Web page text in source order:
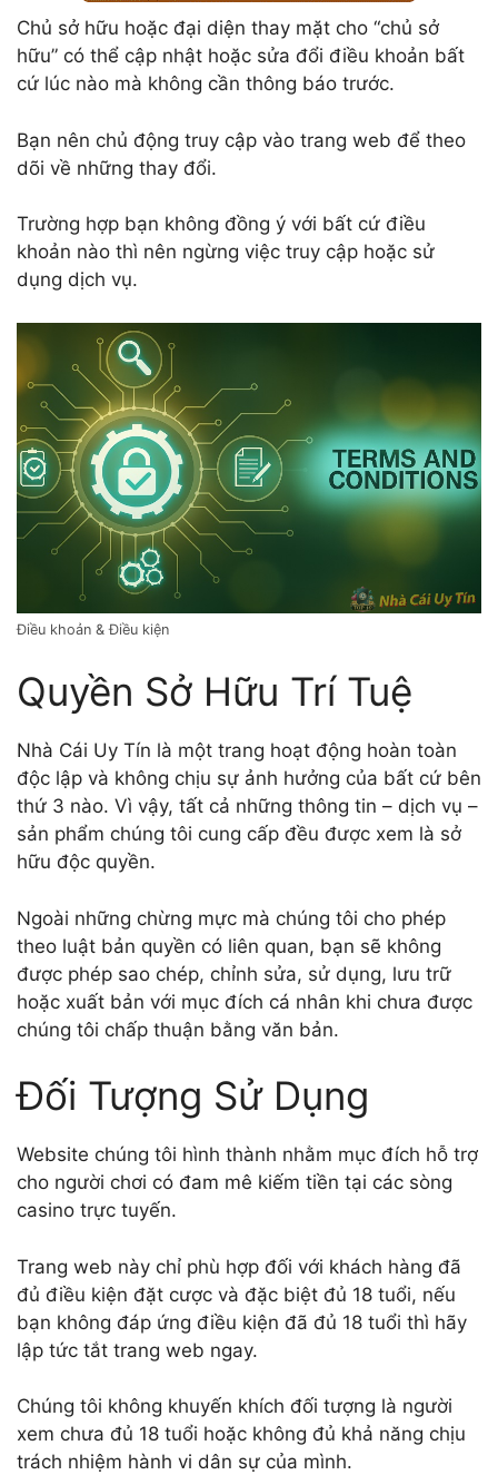
Chủ sở hữu hoặc đại diện thay mặt cho “chủ sở
hữu” có thể cập nhật hoặc sửa đổi điều khoản bất
cứ lúc nào mà không cần thông báo trước.
Bạn nên chủ động truy cập vào trang web để theo
dõi về những thay đổi.
Trường hợp bạn không đồng ý với bất cứ điều
khoản nào thì nên ngừng việc truy cập hoặc sử
dụng dịch vụ.
Điều khoản & Điều kiện
Quyền Sở Hữu Trí Tuệ
Nhà Cái Uy Tín là một trang hoạt động hoàn toàn
độc lập và không chịu sự ảnh hưởng của bất cứ bên
thứ 3 nào. Vì vậy, tất cả những thông tin – dịch vụ –
sản phẩm chúng tôi cung cấp đều được xem là sở
hữu độc quyền.
Ngoài những chừng mực mà chúng tôi cho phép
theo luật bản quyền có liên quan, bạn sẽ không
được phép sao chép, chỉnh sửa, sử dụng, lưu trữ
hoặc xuất bản với mục đích cá nhân khi chưa được
chúng tôi chấp thuận bằng văn bản.
Đối Tượng Sử Dụng
Website chúng tôi hình thành nhằm mục đích hỗ trợ
cho người chơi có đam mê kiếm tiền tại các sòng
casino trực tuyến.
Trang web này chỉ phù hợp đối với khách hàng đã
đủ điều kiện đặt cược và đặc biệt đủ 18 tuổi, nếu
bạn không đáp ứng điều kiện đã đủ 18 tuổi thì hãy
lập tức tắt trang web ngay.
Chúng tôi không khuyến khích đối tượng là người
xem chưa đủ 18 tuổi hoặc không đủ khả năng chịu
trách nhiệm hành vi dân sự của mình.